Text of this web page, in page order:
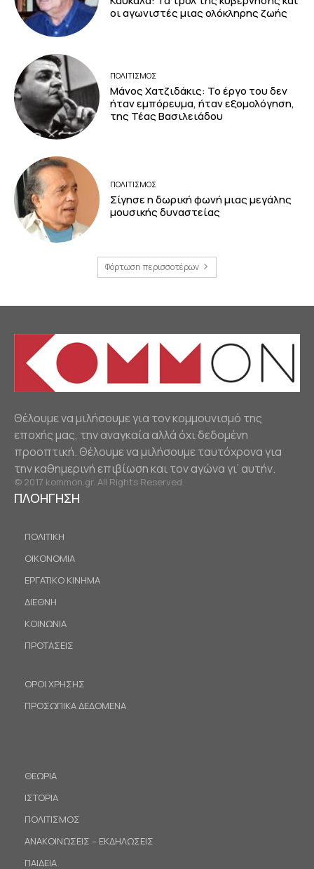
οι αγωνιστές μιας ολόκληρης ζωής
ΠΟΛΙΤΙΣΜΟΣ
Μάνος Χατζιδάκις: Το έργο του δεν
ήταν εμπόρευμα, ήταν εξομολόγηση,
της Τέας Βασιλειάδου
ΠΟΛΙΤΙΣΜΟΣ
Σίγησε η δωρική φωνή μιας μεγάλης
μουσικής δυναστείας
Φόρτωση περισσοτέρων
Θέλουμε να μιλήσουμε για τον κομμουνισμό της
εποχής μας, την αναγκαία αλλά όχι δεδομένη
προοπτική. Θέλουμε να μιλήσουμε ταυτόχρονα για
την καθημερινή επιβίωση και τον αγώνα γι’ αυτήν.
© 2017 kommon.gr. All Rights Reserved.
ΠΛΟΗΓΗΣΗ
ΠΟΛΙΤΙΚΗ
ΟΙΚΟΝΟΜΙΑ
ΕΡΓΑΤΙΚΟ ΚΙΝΗΜΑ
ΔΙΕΘΝΗ
ΚΟΙΝΩΝΙΑ
ΠΡΟΤΑΣΕΙΣ
ΟΡΟΙ ΧΡΗΣΗΣ
ΠΡΟΣΩΠΙΚΑ ΔΕΔΟΜΕΝΑ
ΘΕΩΡΙΑ
ΙΣΤΟΡΙΑ
ΠΟΛΙΤΙΣΜΟΣ
ΑΝΑΚΟΙΝΩΣΕΙΣ – ΕΚΔΗΛΩΣΕΙΣ
ΠΑΙΔΕΙΑ